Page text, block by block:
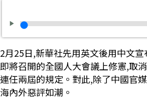
2月25日,新華社先用英文後用中文
即將召開的全國人大會議上修憲,取
連任兩屆的規定。對此,除了中國官
海內外惡評如潮。